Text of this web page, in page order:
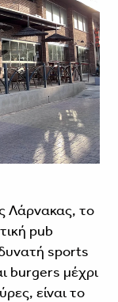
Λάρνακας, το
pub
sports
burgers μέχρι
είναι το